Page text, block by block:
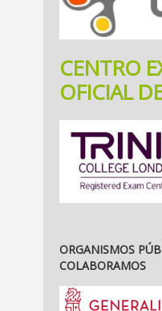
CENTRO
OFICIAL
ORGANISMOS
COLABORAMOS